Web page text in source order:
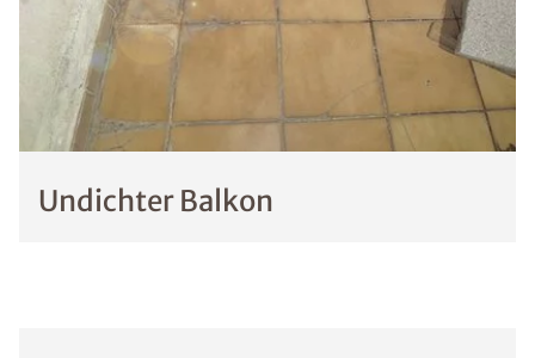
Undichter Balkon